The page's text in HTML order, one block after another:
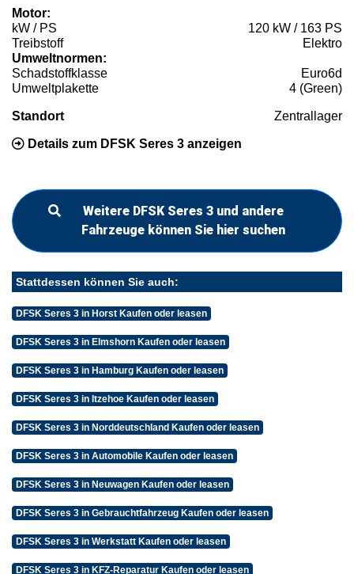
Motor:
kW / PS
120 kW / 163 PS
Treibstoff
Elektro
Umweltnormen:
Schadstoffklasse
Euro6d
Umweltplakette
4 (Green)
Standort Zentrallager
Details zum DFSK Seres 3 anzeigen
Weitere DFSK Seres 3 und andere
Fahrzeuge können Sie hier suchen
Stattdessen können Sie auch:
DFSK Seres 3 in Horst Kaufen oder leasen
DFSK Seres 3 in Elmshorn Kaufen oder leasen
DFSK Seres 3 in Hamburg Kaufen oder leasen
DFSK Seres 3 in Itzehoe Kaufen oder leasen
DFSK Seres 3 in Norddeutschland Kaufen oder leasen
DFSK Seres 3 in Automobile Kaufen oder leasen
DFSK Seres 3 in Neuwagen Kaufen oder leasen
DFSK Seres 3 in Gebrauchtfahrzeug Kaufen oder leasen
DFSK Seres 3 in Werkstatt Kaufen oder leasen
DFSK Seres 3 in KFZ-Reparatur Kaufen oder leasen